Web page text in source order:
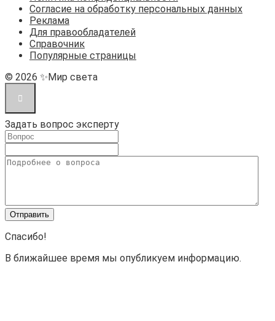
Согласие на обработку персональных данных
Реклама
Для правообладателей
Справочник
Популярные страницы
© 2026 ✨Мир света
Задать вопрос эксперту
Спасибо!
В ближайшее время мы опубликуем информацию.